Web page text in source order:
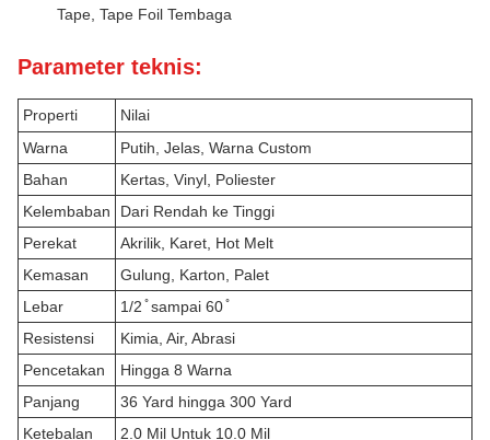
Tape, Tape Foil Tembaga
Parameter teknis:
Properti
Nilai
Warna
Putih, Jelas, Warna Custom
Bahan
Kertas, Vinyl, Poliester
Kelembaban
Dari Rendah ke Tinggi
Perekat
Akrilik, Karet, Hot Melt
Kemasan
Gulung, Karton, Palet
Lebar
1/2 ̊ sampai 60 ̊
Resistensi
Kimia, Air, Abrasi
Pencetakan
Hingga 8 Warna
Panjang
36 Yard hingga 300 Yard
Ketebalan
2.0 Mil Untuk 10.0 Mil